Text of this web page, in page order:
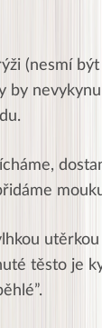
(nesmí
by
těsto je